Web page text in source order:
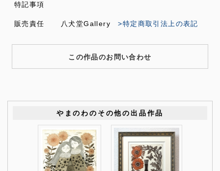
特記事項
販売責任 八犬堂Gallery>特定商取引法上の表記
この作品のお問い合わせ
やまのわのその他の出品作品